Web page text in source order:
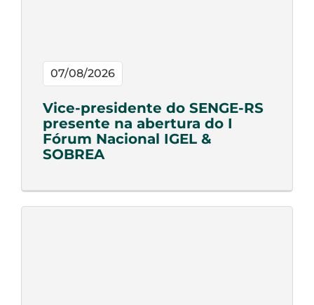
07/08/2026
Vice-presidente do SENGE-RS
presente na abertura do I
Fórum Nacional IGEL &
SOBREA